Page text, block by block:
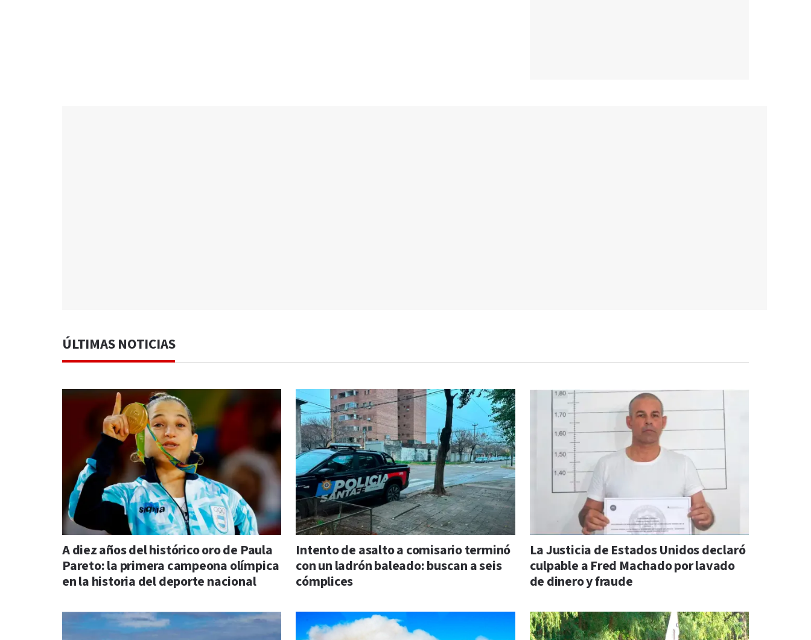
ÚLTIMAS NOTICIAS
A diez años del histórico oro de Paula
Pareto: la primera campeona olímpica
en la historia del deporte nacional
Intento de asalto a comisario terminó
con un ladrón baleado: buscan a seis
cómplices
La Justicia de Estados Unidos declaró
culpable a Fred Machado por lavado
de dinero y fraude